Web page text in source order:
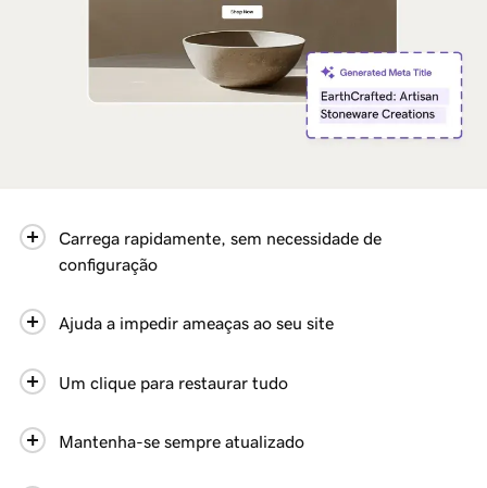
Carrega rapidamente, sem necessidade de
configuração
Ajuda a impedir ameaças ao seu site
Um clique para restaurar tudo
Mantenha-se sempre atualizado